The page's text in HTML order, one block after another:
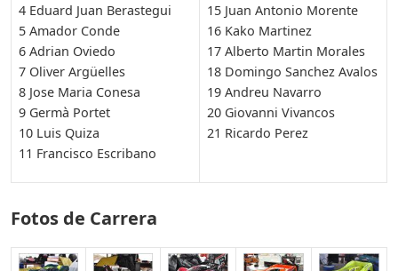
4 Eduard Juan Berastegui
5 Amador Conde
6 Adrian Oviedo
7 Oliver Argüelles
8 Jose Maria Conesa
9 Germà Portet
10 Luis Quiza
11 Francisco Escribano
15 Juan Antonio Morente
16 Kako Martinez
17 Alberto Martin Morales
18 Domingo Sanchez Avalos
19 Andreu Navarro
20 Giovanni Vivancos
21 Ricardo Perez
Fotos de Carrera